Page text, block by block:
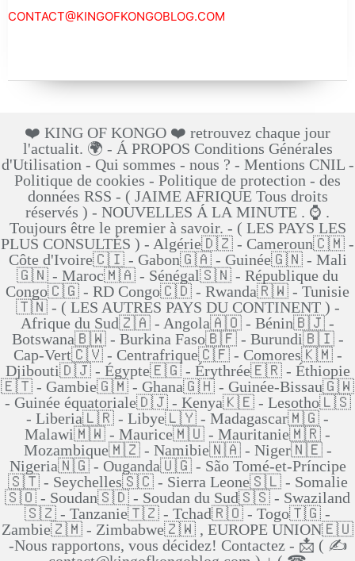
CONTACT@KINGOFKONGOBLOG.COM
❤️ KING OF KONGO ❤️ retrouvez chaque jour
l'actualit. 🌍 - Á PROPOS Conditions Générales
d'Utilisation - Qui sommes - nous ? - Mentions CNIL -
Politique de cookies - Politique de protection - des
données RSS - ( JAIME AFRIQUE Tous droits
réservés ) - NOUVELLES Á LA MINUTE . ⌚ .
Toujours être le premier à savoir. - ( LES PAYS LES
PLUS CONSULTÉS ) - Algérie🇩🇿 - Cameroun🇨🇲 -
Côte d'Ivoire🇨🇮 - Gabon🇬🇦 - Guinée🇬🇳 - Mali
🇬🇳 - Maroc🇲🇦 - Sénégal🇸🇳 - République du
Congo🇨🇬 - RD Congo🇨🇩 - Rwanda🇷🇼 - Tunisie
🇹🇳 - ( LES AUTRES PAYS DU CONTINENT ) -
Afrique du Sud🇿🇦 - Angola🇦🇴 - Bénin🇧🇯 -
Botswana🇧🇼 - Burkina Faso🇧🇫 - Burundi🇧🇮 -
Cap-Vert🇨🇻 - Centrafrique🇨🇫 - Comores🇰🇲 -
Djibouti🇩🇯 - Égypte🇪🇬 - Érythrée🇪🇷 - Éthiopie
🇪🇹 - Gambie🇬🇲 - Ghana🇬🇭 - Guinée-Bissau🇬🇼
- Guinée équatoriale🇩🇯 - Kenya🇰🇪 - Lesotho🇱🇸
- Liberia🇱🇷 - Libye🇱🇾 - Madagascar🇲🇬 -
Malawi🇲🇼 - Maurice🇲🇺 - Mauritanie🇲🇷 -
Mozambique🇲🇿 - Namibie🇳🇦 - Niger🇳🇪 -
Nigeria🇳🇬 - Ouganda🇺🇬 - São Tomé-et-Príncipe
🇸🇹 - Seychelles🇸🇨 - Sierra Leone🇸🇱 - Somalie
🇸🇴 - Soudan🇸🇩 - Soudan du Sud🇸🇸 - Swaziland
🇸🇿 - Tanzanie🇹🇿 - Tchad🇷🇴 - Togo🇹🇬 -
Zambie🇿🇲 - Zimbabwe🇿🇼 , EUROPE UNION🇪🇺
-Nous rapportons, vous décidez! Contactez - 📩 ( ✍